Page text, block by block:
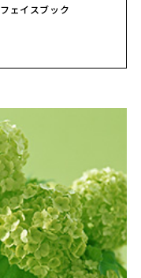
フェイスブック